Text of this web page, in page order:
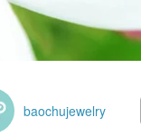
baochujewelry